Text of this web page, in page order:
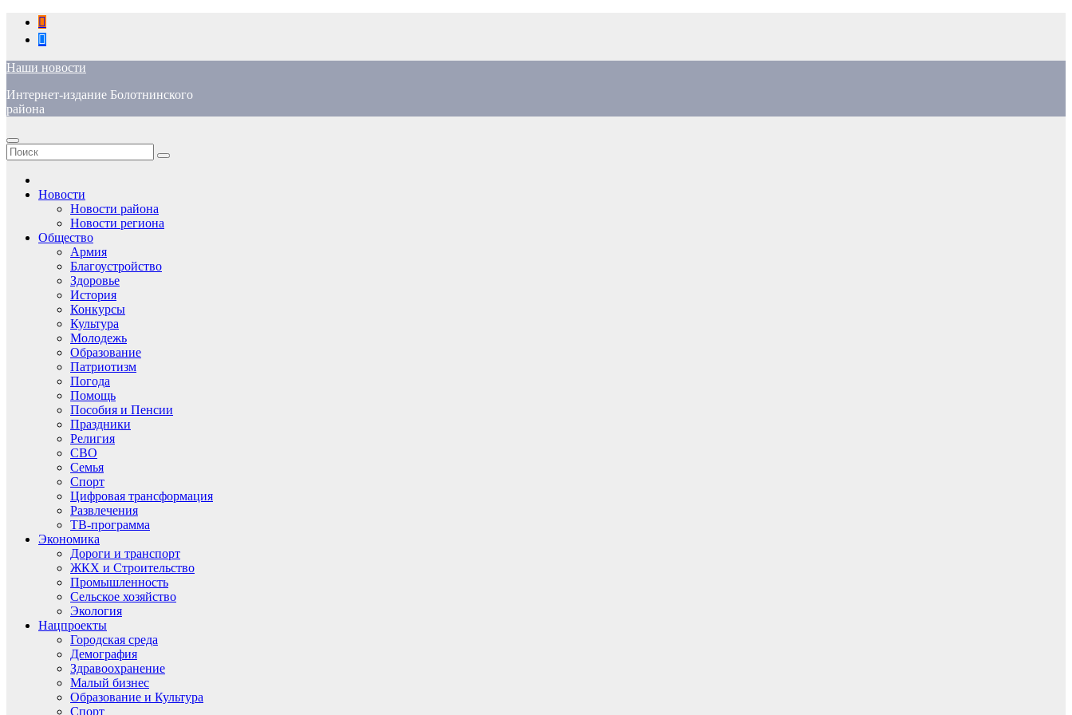
Перейти
содержимому
Наши новости
Интернет-издание Болотнинского
района
Новости
Новости района
Новости региона
Общество
Армия
Благоустройство
Здоровье
История
Конкурсы
Культура
Молодежь
Образование
Патриотизм
Погода
Помощь
Пособия и Пенсии
Праздники
Религия
СВО
Семья
Спорт
Цифровая трансформация
Развлечения
ТВ-программа
Экономика
Дороги и транспорт
ЖКХ и Строительство
Промышленность
Сельское хозяйство
Экология
Нацпроекты
Городская среда
Демография
Здравоохранение
Малый бизнес
Образование и Культура
Спорт